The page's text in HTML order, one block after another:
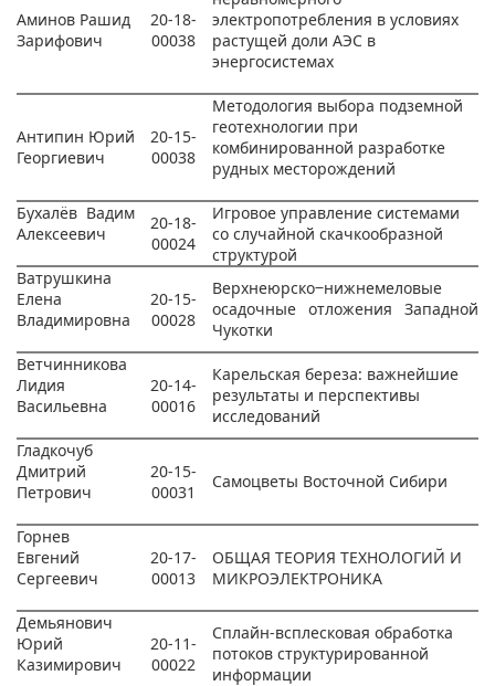
Аминов Рашид
Зарифович
20-18-
00038
электропотребления в условиях
растущей доли АЭС в
энергосистемах
Антипин Юрий
Георгиевич
20-15-
00038
Методология выбора подземной
геотехнологии при
комбинированной разработке
рудных месторождений
Бухалёв Вадим
Алексеевич
20-18-
00024
Игровое управление системами
со случайной скачкообразной
структурой
Ватрушкина
Елена
Владимировна
20-15-
00028
Верхнеюрско‒нижнемеловые
осадочные отложения Западной
Чукотки
Ветчинникова
Лидия
Васильевна
20-14-
00016
Карельская береза: важнейшие
результаты и перспективы
исследований
Гладкочуб
Дмитрий
Петрович
20-15-
00031
Самоцветы Восточной Сибири
Горнев
Евгений
Сергеевич
20-17-
00013
ОБЩАЯ ТЕОРИЯ ТЕХНОЛОГИЙ И
МИКРОЭЛЕКТРОНИКА
Демь​янович
Юрий
Казимирович
20-11-
00022
Сплайн-всплесковая обработка
потоков структурированной
информации